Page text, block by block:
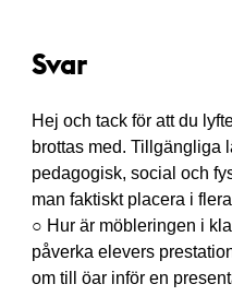
Svar
Hej och tack för att du
brottas med. Tillgängliga
pedagogisk, social och
man faktiskt placera i
○ Hur är möbleringen i
påverka elevers
om till öar inför en